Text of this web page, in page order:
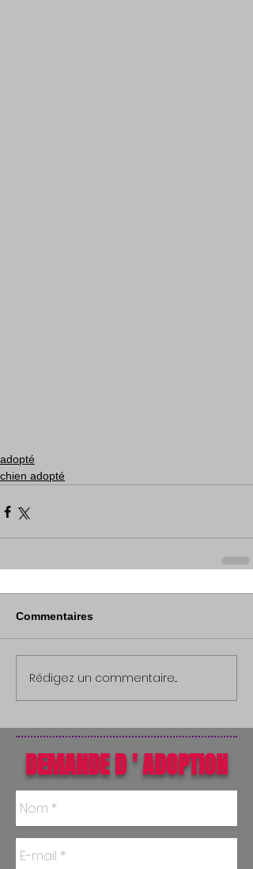
adopté
chien adopté
Commentaires
Rédigez un commentaire...
DEMANDE D ' ADOPTION